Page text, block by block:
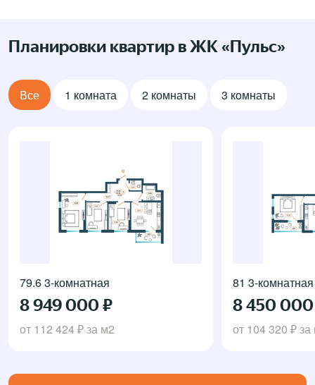
Планировки квартир в ЖК «Пульс»
Все 1 комната 2 комнаты 3 комнаты
79.6 3-комнатная
8 949 000 ₽
от 112 424 ₽за м2
81 3-комнатная
8 450
от 104 320 ₽за